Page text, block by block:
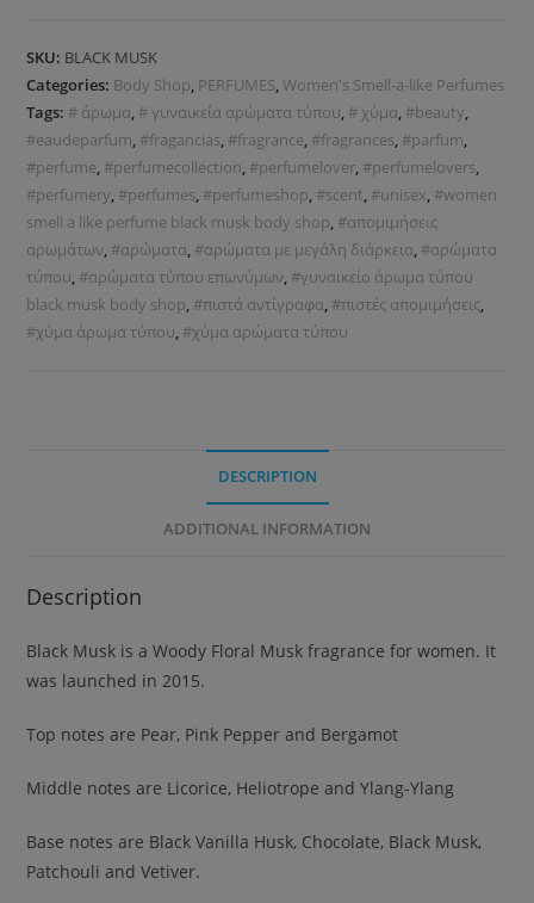
SKU: BLACK MUSK
Categories: Body Shop, PERFUMES,Women's Smell-a-like Perfumes
Tags: # άρωμα, # γυναικεία αρώματα τύπου, # χύμα, #beauty,
#eaudeparfum, #fragancias, #fragrance, #fragrances, #parfum,
#perfume, #perfumecollection, #perfumelover, #perfumelovers,
#perfumery, #perfumes, #perfumeshop, #scent, #unisex, #women
smell a like perfume black musk body shop, #απομιμήσεις
αρωμάτων, #αρώματα, #αρώματα με μεγάλη διάρκεια, #αρώματα
τύπου, #αρώματα τύπου επωνύμων, #γυναικείο άρωμα τύπου
black musk body shop, #πιστά αντίγραφα, #πιστές απομιμήσεις,
#χύμα άρωμα τύπου, #χύμα αρώματα τύπου
DESCRIPTION
ADDITIONAL INFORMATION
Description
Black Musk is a Woody Floral Musk fragrance for women. It
was launched in 2015.
Top notes are Pear, Pink Pepper and Bergamot
Middle notes are Licorice, Heliotrope and Ylang-Ylang
Base notes are Black Vanilla Husk, Chocolate, Black Musk,
Patchouli and Vetiver.